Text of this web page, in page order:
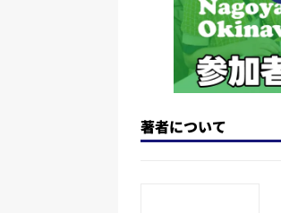
著者について